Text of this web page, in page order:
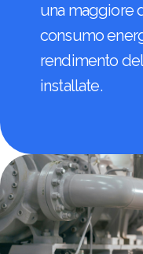
una maggiore
consumo
rendimento
installate.